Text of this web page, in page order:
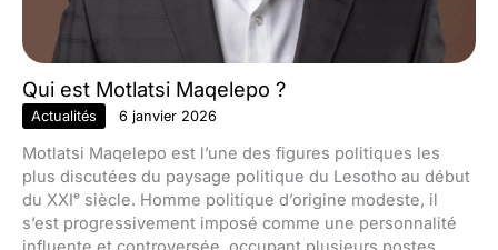
Qui est Motlatsi Maqelepo ?
Actualités 6 janvier 2026
Motlatsi Maqelepo est l’une des figures politiques les
plus discutées du paysage politique du Lesotho au début
du XXIᵉ siècle. Homme politique d’origine modeste, il
s’est progressivement imposé comme une personnalité